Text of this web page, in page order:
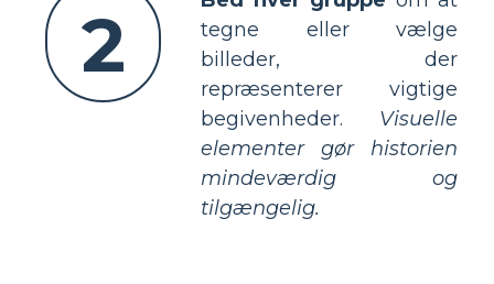
2
tegne eller vælge
billeder, der
repræsenterer vigtige
begivenheder. Visuelle
elementer gør historien
mindeværdig og
tilgængelig.